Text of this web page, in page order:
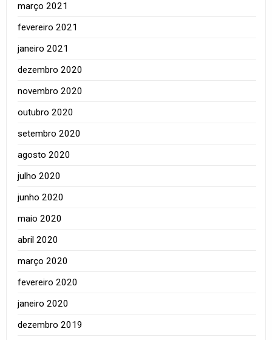
março 2021
fevereiro 2021
janeiro 2021
dezembro 2020
novembro 2020
outubro 2020
setembro 2020
agosto 2020
julho 2020
junho 2020
maio 2020
abril 2020
março 2020
fevereiro 2020
janeiro 2020
dezembro 2019